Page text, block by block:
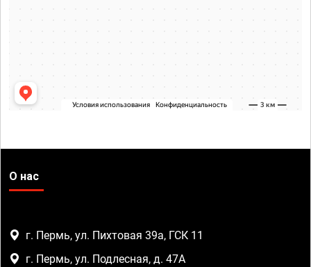
О нас
г. Пермь, ул. Пихтовая 39а, ГСК 11
г. Пермь, ул. Подлесная, д. 47А